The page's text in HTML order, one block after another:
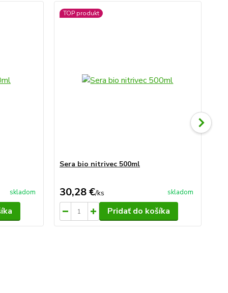
skladom
TOP produkt
Sera bio nitrivec 500ml
30,28 €/ks skladom
Pridať do košíka